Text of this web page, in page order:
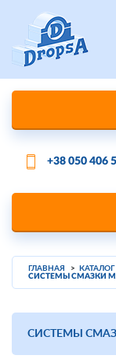
+38 050 406
ГЛАВНАЯ
СИСТЕМЫ СМАЗКИ
СИСТЕМЫ